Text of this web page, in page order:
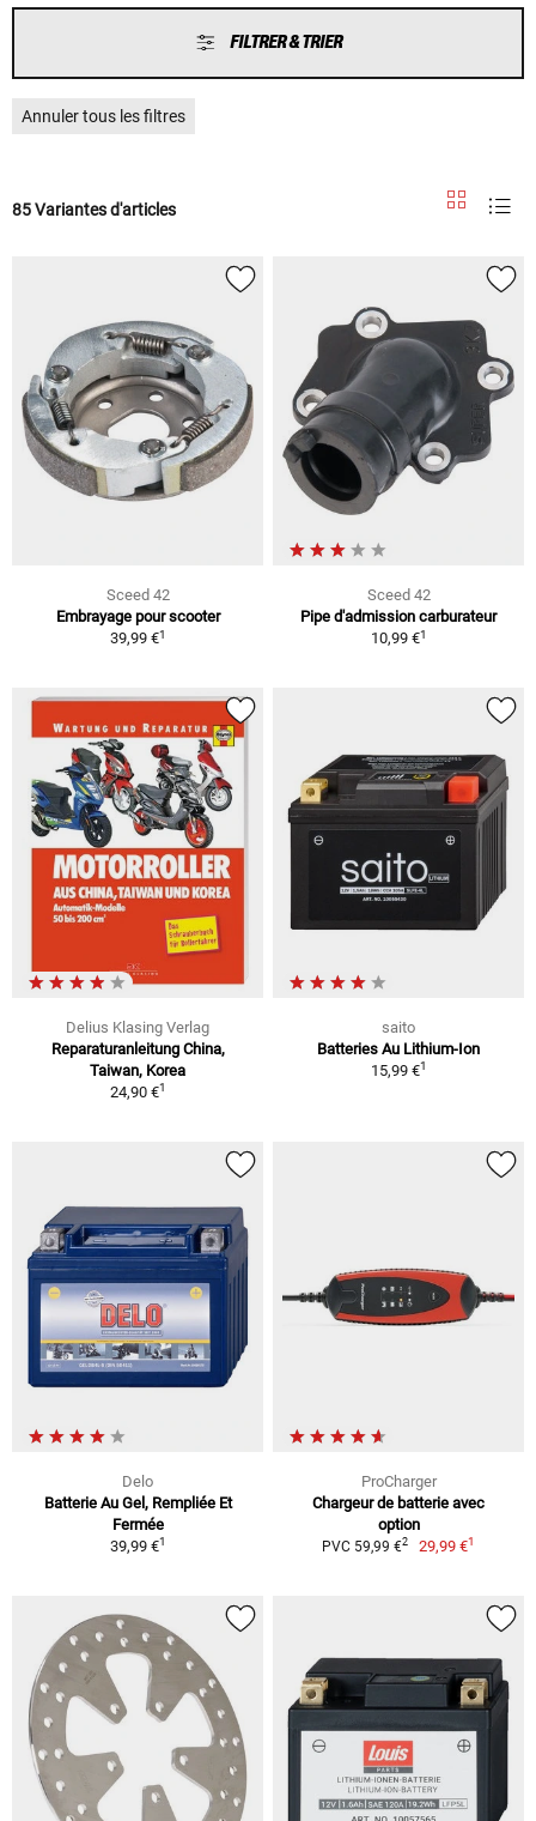
FILTRER & TRIER
Annuler tous les filtres
85 Variantes d'articles
Sceed 42
Embrayage pour scooter
39,99 €1
Sceed 42
Pipe d'admission carburateur
10,99 €1
Delius Klasing Verlag
Reparaturanleitung China,
Taiwan, Korea
24,90 €1
saito
Batteries Au Lithium-Ion
15,99 €1
Delo
Batterie Au Gel, Rempliée Et
Fermée
39,99 €1
ProCharger
Chargeur de batterie avec
option
PVC 59,99 €2 29,99 €1